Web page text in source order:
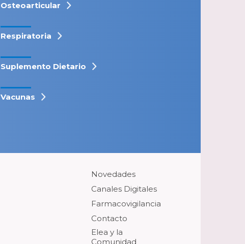
Osteoarticular
Respiratoria
Suplemento Dietario
Vacunas
Novedades
Canales Digitales
Farmacovigilancia
Contacto
Elea y la
Comunidad